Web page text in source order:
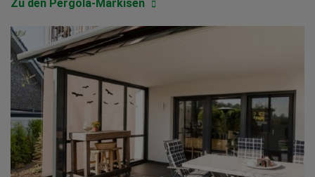
Zu den Pergola-Markisen